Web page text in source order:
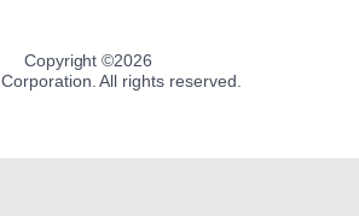
Copyright ©2026
All rights reserved.